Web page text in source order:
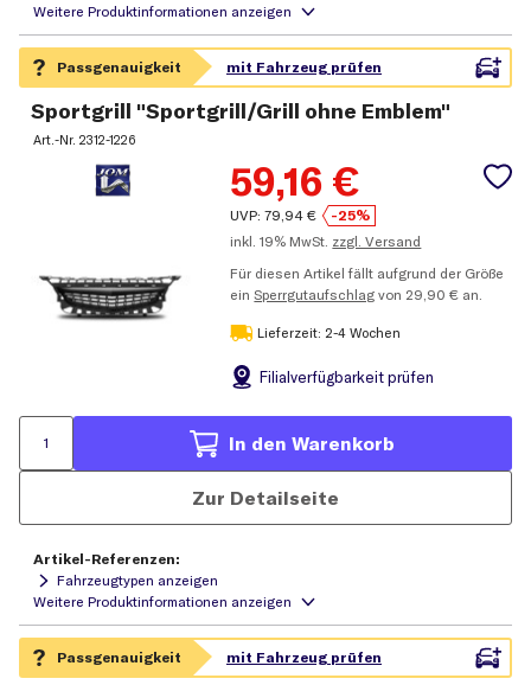
Sportgrill "Sportgrill/Grill ohne Emblem"
Art.-Nr.2312-1226
59,16 €
UVP:79,94 €
-25%
inkl. 19% MwSt. zzgl. Versand
Für diesen Artikel fällt aufgrund der Größe
einSperrgutaufschlag von 29,90 € an.
Lieferzeit: 2-4 Wochen
Filialverfügbarkeit prüfen
In den Warenkorb
Zur Detailseite
Artikel-Referenzen:
Fahrzeugtypen anzeigen